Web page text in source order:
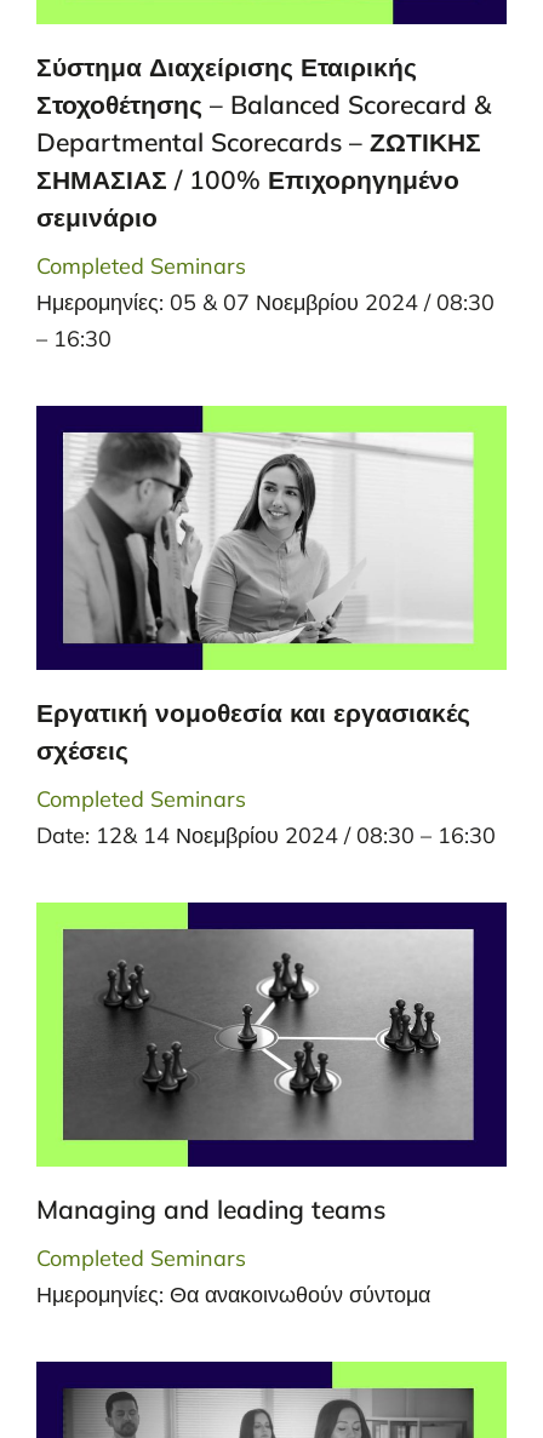
Σύστημα Διαχείρισης Εταιρικής
Στοχοθέτησης – Balanced Scorecard &
Departmental Scorecards – ΖΩΤΙΚΗΣ
ΣΗΜΑΣΙΑΣ / 100% Επιχορηγημένο
σεμινάριο
Completed Seminars
Ημερομηνίες: 05 & 07 Νοεμβρίου 2024 / 08:30
– 16:30
Εργατική νομοθεσία και εργασιακές
σχέσεις
Completed Seminars
Date: 12& 14 Νοεμβρίου 2024 / 08:30 – 16:30
Managing and leading teams
Completed Seminars
Ημερομηνίες: Θα ανακοινωθούν σύντομα